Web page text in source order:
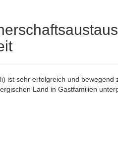
ist sehr erfolgreich und
Land in Gastfamilien